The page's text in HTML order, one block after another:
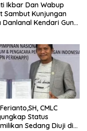
Ikbar Dan Wabup
Sambut Kunjungan
Danlanal Kendari Guna
CMLC
Status
Sedang Diuji di